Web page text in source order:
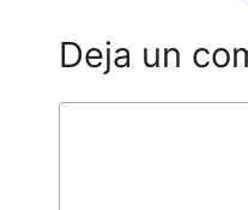
Deja un